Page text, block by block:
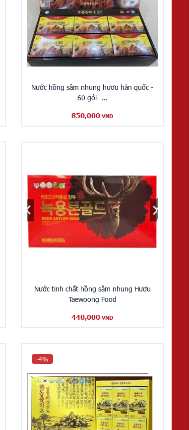
Nước hồng sâm nhung hươu hàn quốc -
60 gói- ...
850,000 VND
Nước tinh chất hồng sâm nhung Hươu
Taewoong Food
440,000 VND
-4%